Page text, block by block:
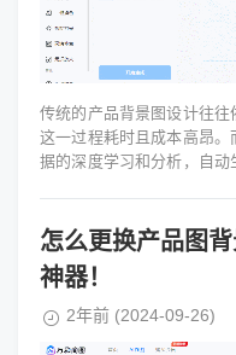
传统的产品背景图设计往往
这一过程耗时且成本高昂
据的深度学习和分析，自动
怎么更换产品图
神器！
2年前 (2024-09-26)